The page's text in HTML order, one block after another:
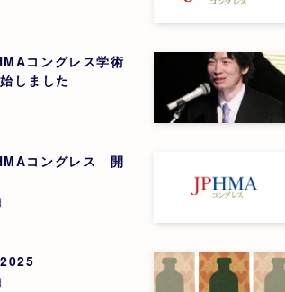
コングレス学術
しました
コングレス 開